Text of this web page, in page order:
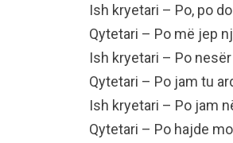
Ish kryetari – Po, po
Qytetari – Po më jep
Ish kryetari – Po
Qytetari – Po jam tu
Ish kryetari – Po jam
Qytetari – Po hajde